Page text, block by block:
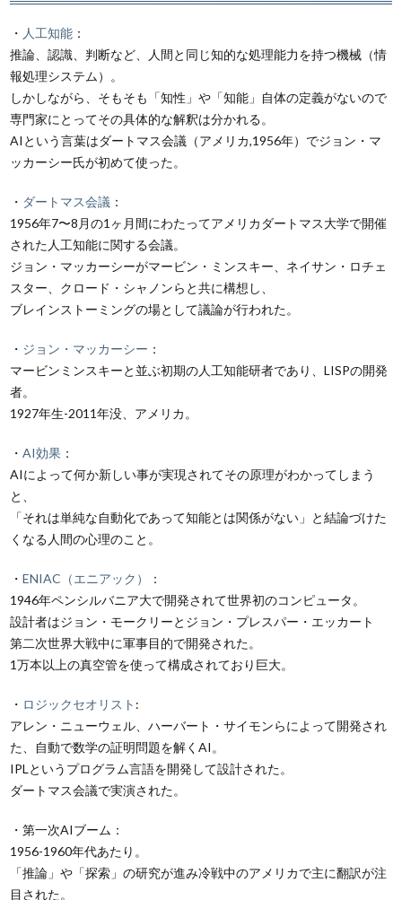
・ 人工知能 ：
推論、認識、判断など、人間と同じ知的な処理能力を持つ機械（情
報処理システム）。
しかしながら、そもそも「知性」や「知能」自体の定義がないので
専門家にとってその具体的な解釈は分かれる。
AIという言葉はダートマス会議（アメリカ,1956年）でジョン・マ
ッカーシー氏が初めて使った。
・ ダートマス会議 ：
1956年7〜8月の1ヶ月間にわたってアメリカダートマス大学で開催
された人工知能に関する会議。
ジョン・マッカーシーがマービン・ミンスキー、ネイサン・ロチェ
スター、クロード・シャノンらと共に構想し、
ブレインストーミングの場として議論が行われた。
・ ジョン・マッカーシー ：
マービンミンスキーと並ぶ初期の人工知能研者であり、LISPの開発
者。
1927年生-2011年没、アメリカ。
・AI効果 ：
AIによって何か新しい事が実現されてその原理がわかってしまう
と、
「それは単純な自動化であって知能とは関係がない」と結論づけた
くなる人間の心理のこと。
・ENIAC（エニアック）
：
1946年ペンシルバニア大で開発されて世界初のコンピュータ。
設計者はジョン・モークリーとジョン・プレスパー・エッカート
第二次世界大戦中に軍事目的で開発された。
1万本以上の真空管を使って構成されており巨大。
・ ロジックセオリスト :
アレン・ニューウェル、ハーバート・サイモンらによって開発され
た、自動で数学の証明問題を解くAI。
IPLというプログラム言語を開発して設計された。
ダートマス会議で実演された。
・第一次AIブーム：
1956-1960年代あたり。
「推論」や「探索」の研究が進み冷戦中のアメリカで主に翻訳が注
目された。